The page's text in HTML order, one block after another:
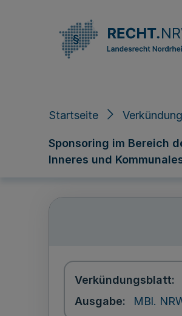
Startseite
Sponsoring im Bereich
Inneres und
Verkündungsblatt
Ausgabe
MBl.